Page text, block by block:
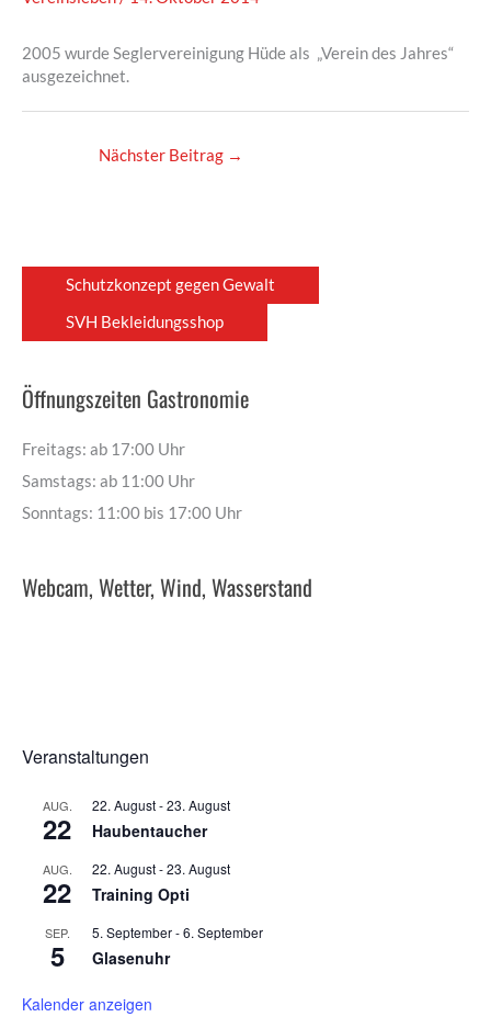
2005 wurde Seglervereinigung Hüde als „Verein des Jahres“
ausgezeichnet.
Nächster Beitrag →
Schutzkonzept gegen Gewalt
SVH Bekleidungsshop
Öffnungszeiten Gastronomie
Freitags: ab 17:00 Uhr
Samstags: ab 11:00 Uhr
Sonntags: 11:00 bis 17:00 Uhr
Webcam, Wetter, Wind, Wasserstand
Veranstaltungen
AUG.
22
22. August-23. August
Haubentaucher
AUG.
22
22. August-23. August
Training Opti
SEP.
5
5. September-6. September
Glasenuhr
Kalender anzeigen